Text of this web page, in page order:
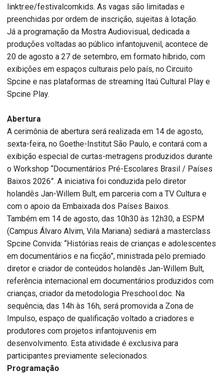
linktr.ee/festivalcomkids. As vagas são limitadas e
preenchidas por ordem de inscrição, sujeitas à lotação.
Já a programação da Mostra Audiovisual, dedicada a
produções voltadas ao público infantojuvenil, acontece de
20 de agosto a 27 de setembro, em formato híbrido, com
exibições em espaços culturais pelo país, no Circuito
Spcine e nas plataformas de streaming Itaú Cultural Play e
Spcine Play.
Abertura
A cerimônia de abertura será realizada em 14 de agosto,
sexta-feira, no Goethe-Institut São Paulo, e contará com a
exibição especial de curtas-metragens produzidos durante
o Workshop “Documentários Pré-Escolares Brasil / Países
Baixos 2026”. A iniciativa foi conduzida pelo diretor
holandês Jan-Willem Bult, em parceria com a TV Cultura e
com o apoio da Embaixada dos Países Baixos.
Também em 14 de agosto, das 10h30 às 12h30, a ESPM
(Campus Álvaro Alvim, Vila Mariana) sediará a masterclass
Spcine Convida: “Histórias reais de crianças e adolescentes
em documentários e na ficção”, ministrada pelo premiado
diretor e criador de conteúdos holandês Jan-Willem Bult,
referência internacional em documentários produzidos com
crianças, criador da metodologia Preschool.doc. Na
sequência, das 14h às 16h, será promovida a Zona de
Impulso, espaço de qualificação voltado a criadores e
produtores com projetos infantojuvenis em
desenvolvimento. Esta atividade é exclusiva para
participantes previamente selecionados.
Programação